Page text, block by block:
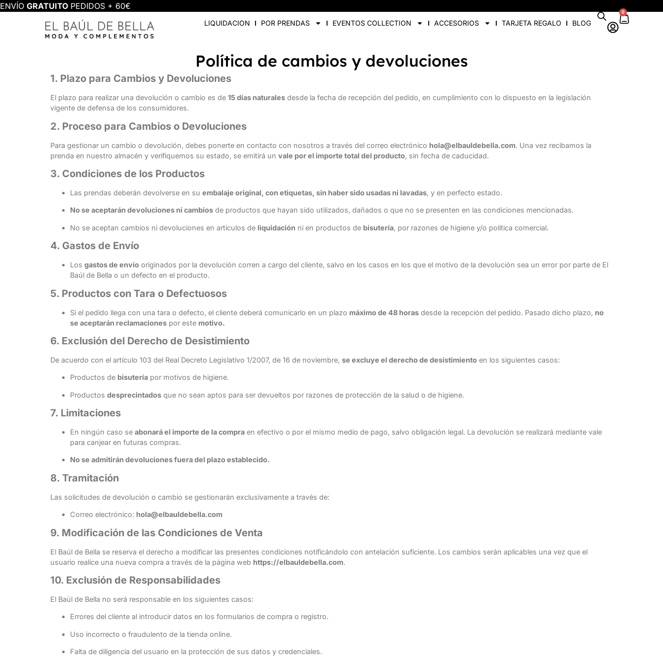
ENVÍO GRATUITO PEDIDOS + 60€
LIQUIDACION POR PRENDAS EVENTOS COLLECTION ACCESORIOS TARJETA REGALO BLOG
0
Política de cambios y devoluciones
1. Plazo para Cambios y Devoluciones
El plazo para realizar una devolución o cambio es de 15 días naturales desde la fecha de recepción del pedido, en cumplimiento con lo dispuesto en la legislación
vigente de defensa de los consumidores.
2. Proceso para Cambios o Devoluciones
Para gestionar un cambio o devolución, debes ponerte en contacto con nosotros a través del correo electrónico hola@elbauldebella.com. Una vez recibamos la
prenda en nuestro almacén y verifiquemos su estado, se emitirá un vale por el importe total del producto, sin fecha de caducidad.
3. Condiciones de los Productos
Las prendas deberán devolverse en su embalaje original, con etiquetas, sin haber sido usadas ni lavadas, y en perfecto estado.
No se aceptarán devoluciones ni cambios de productos que hayan sido utilizados, dañados o que no se presenten en las condiciones mencionadas.
No se aceptan cambios ni devoluciones en artículos de liquidación ni en productos de bisutería, por razones de higiene y/o política comercial.
4. Gastos de Envío
Los gastos de envío originados por la devolución corren a cargo del cliente, salvo en los casos en los que el motivo de la devolución sea un error por parte de El
Baúl de Bella o un defecto en el producto.
5. Productos con Tara o Defectuosos
Si el pedido llega con una tara o defecto, el cliente deberá comunicarlo en un plazo máximo de 48 horas desde la recepción del pedido. Pasado dicho plazo, no
se aceptarán reclamaciones por este motivo.
6. Exclusión del Derecho de Desistimiento
De acuerdo con el artículo 103 del Real Decreto Legislativo 1/2007, de 16 de noviembre, se excluye el derecho de desistimiento en los siguientes casos:
Productos de bisutería por motivos de higiene.
Productos desprecintados que no sean aptos para ser devueltos por razones de protección de la salud o de higiene.
7. Limitaciones
En ningún caso se abonará el importe de la compra en efectivo o por el mismo medio de pago, salvo obligación legal. La devolución se realizará mediante vale
para canjear en futuras compras.
No se admitirán devoluciones fuera del plazo establecido.
8. Tramitación
Las solicitudes de devolución o cambio se gestionarán exclusivamente a través de:
Correo electrónico: hola@elbauldebella.com
9. Modificación de las Condiciones de Venta
El Baúl de Bella se reserva el derecho a modificar las presentes condiciones notificándolo con antelación suficiente. Los cambios serán aplicables una vez que el
usuario realice una nueva compra a través de la página web https://elbauldebella.com.
10. Exclusión de Responsabilidades
El Baúl de Bella no será responsable en los siguientes casos:
Errores del cliente al introducir datos en los formularios de compra o registro.
Uso incorrecto o fraudulento de la tienda online.
Falta de diligencia del usuario en la protección de sus datos y credenciales.